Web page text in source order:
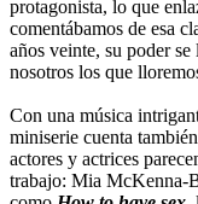
protagonista, lo que
comentábamos de esa
años veinte, su poder
nosotros los que
Con una música
miniserie cuenta
actores y actrices
trabajo: Mia McKenna-